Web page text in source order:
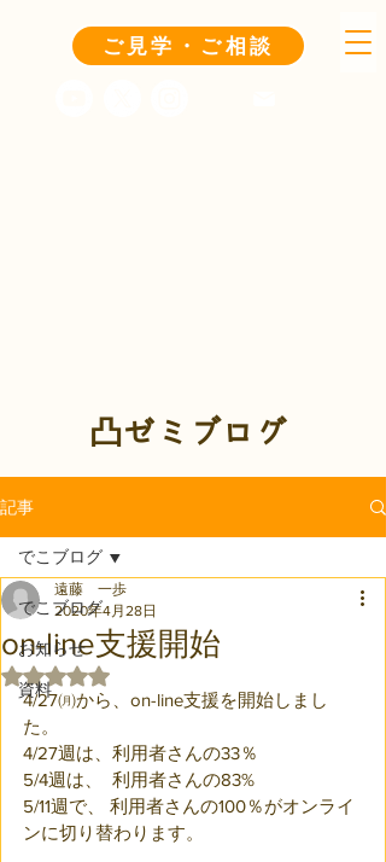
ご見学・ご相談
凸ゼミブログ
記事
でこブログ
お知らせ
資料
でこブログ
on-line支援開始
遠藤 一歩
2020年4月28日
5つ星のうちNaNと評価されています。
4/27㈪から、on-line支援を開始しまし
た。
4/27週は、利用者さんの33％
5/4週は、  利用者さんの83%
5/11週で、 利用者さんの100％がオンライ
ンに切り替わります。